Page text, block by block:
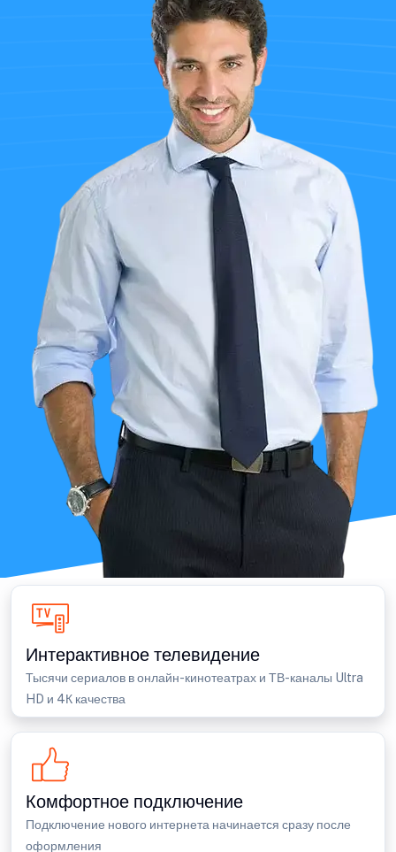
Интерактивное телевидение
Тысячи сериалов в онлайн-кинотеатрах и ТВ-каналы Ultra
HD и 4К качества
Комфортное подключение
Подключение нового интернета начинается сразу после
оформления